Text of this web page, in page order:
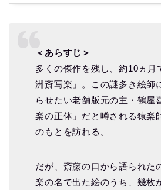
＜あらすじ＞
多くの傑作を残し、約10ヵ月
洲斎写楽」。この謎多き絵師
らせたい老舗版元の主・鶴屋
楽の正体」だと噂される猿楽
のもとを訪れる。
だが、斎藤の口から語られた
楽の名で出た絵のうち、幾枚